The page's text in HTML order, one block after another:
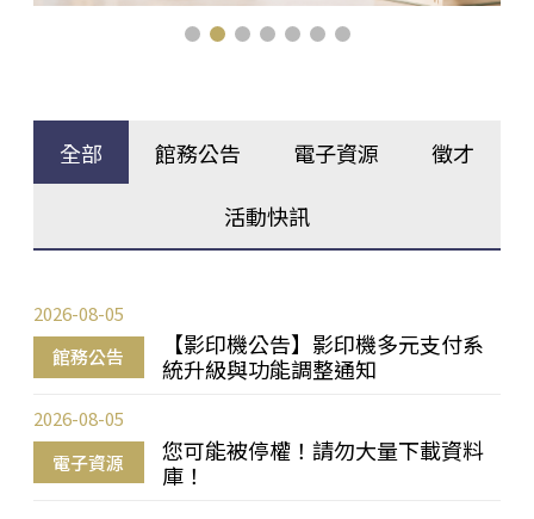
全部 館務公告 電子資源 徵才
活動快訊
館務公告
【影印機公告】影印機多元支付系
統升級與功能調整通知
2026-08-05
電子資源
您可能被停權！請勿大量下載資料
庫！
2026-08-05